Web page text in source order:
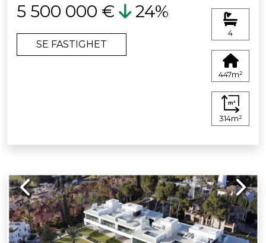
5 500 000 € 24%
SE FASTIGHET
4
447m²
314m²
Previous Next